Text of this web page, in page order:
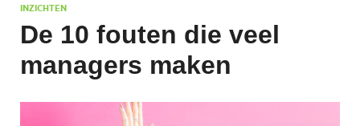
INZICHTEN
De 10 fouten die veel
managers maken